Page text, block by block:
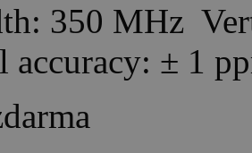
350 MHz
accuracy: ± 1